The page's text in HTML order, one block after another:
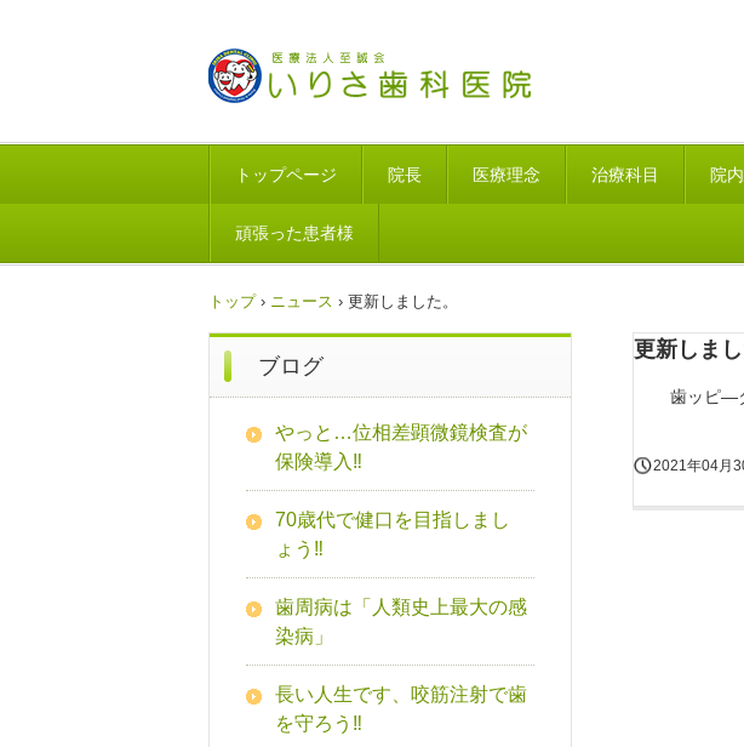
トップページ 院長 医療理念 治療科目 院
頑張った患者様
トップ › ニュース › 更新しました。
更新しまし
歯ッピ―
2021年04月
ブログ
やっと…位相差顕微鏡検査が
保険導入‼
70歳代で健口を目指しまし
ょう‼
歯周病は「人類史上最大の感
染病」
長い人生です、咬筋注射で歯
を守ろう‼